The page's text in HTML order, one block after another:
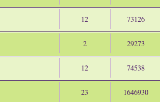
12 73126
2 29273
12 74538
23 1646930